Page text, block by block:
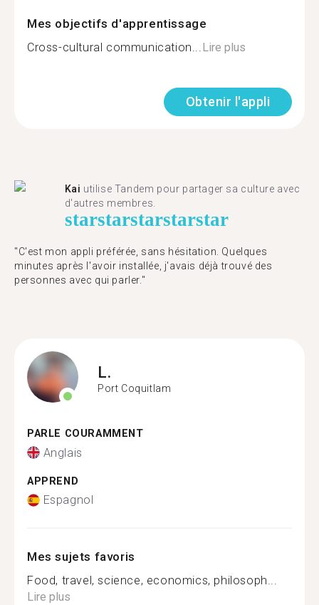
Mes objectifs d'apprentissage
Cross-cultural communication...Lire plus
Obtenir l'appli
Kai utilise Tandem pour partager sa culture avec
d'autres membres.
starstarstarstarstar
"C'est mon appli préférée, sans hésitation. Quelques
minutes après l'avoir installée, j'avais déjà trouvé des
personnes avec qui parler."
L.
Port Coquitlam
PARLE COURAMMENT
Anglais
APPREND
Espagnol
Mes sujets favoris
Food, travel, science, economics, philosoph...
Lire plus